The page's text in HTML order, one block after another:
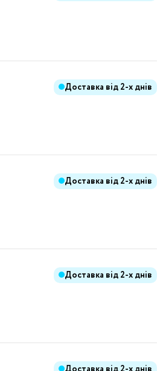
Доставка від 2-х днів
Доставка від 2-х днів
Доставка від 2-х днів